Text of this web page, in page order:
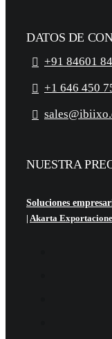
DATOS DE
+91 84601
+1 646 450
NUESTRA
Soluciones
| Akarta